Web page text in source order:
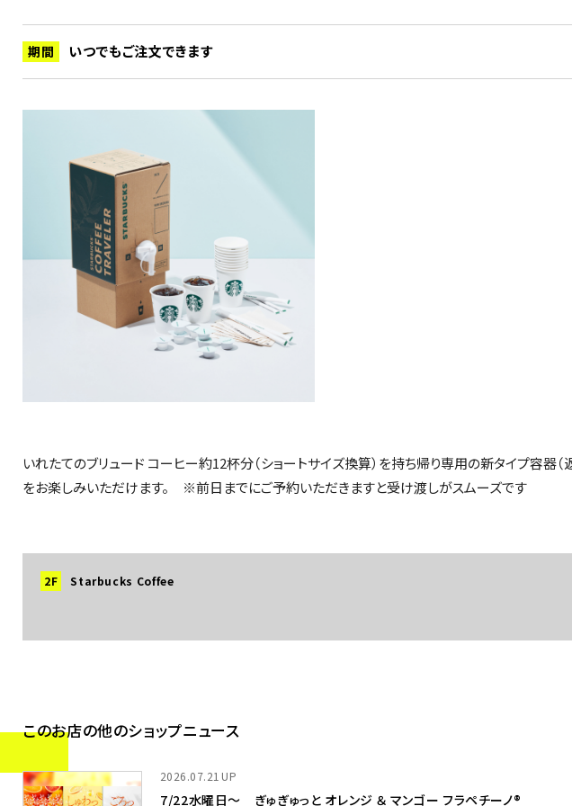
期間 いつでもご注文できます
いれたてのブリュード コーヒー約12杯分（ショートサイズ換算）を持ち帰り専用の新タイプ容器
をお楽しみいただけます。 ※前日までにご予約いただきますと受け渡しがスムーズです
2F Starbucks Coffee
このお店の他のショップニュース
2026.07.21
7/22水曜日～ ぎゅぎゅっと オレンジ ＆ マンゴー フラペチーノ®